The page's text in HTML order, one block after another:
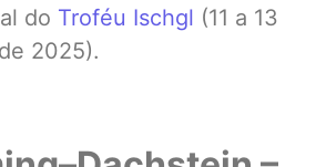
do Troféu Ischgl (11 a 13
2025).